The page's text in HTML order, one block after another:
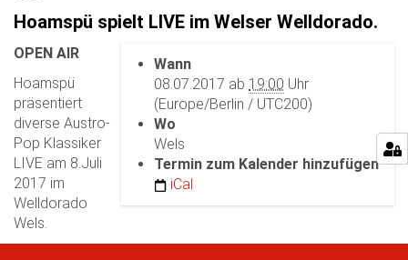
Hoamspü spielt LIVE im Welser Welldorado.
h
t
p
s
:
/
/
w
w
Wann
08.07.2017 ab 19:00 Uhr
(Europe/Berlin / UTC200)
Wo
Wels
Termin zum Kalender hinzufügen
iCal
OPEN AIR
Hoamspü
präsentiert
diverse Austro-
Pop Klassiker
LIVE am 8.Juli
2017 im
Welldorado
Wels.